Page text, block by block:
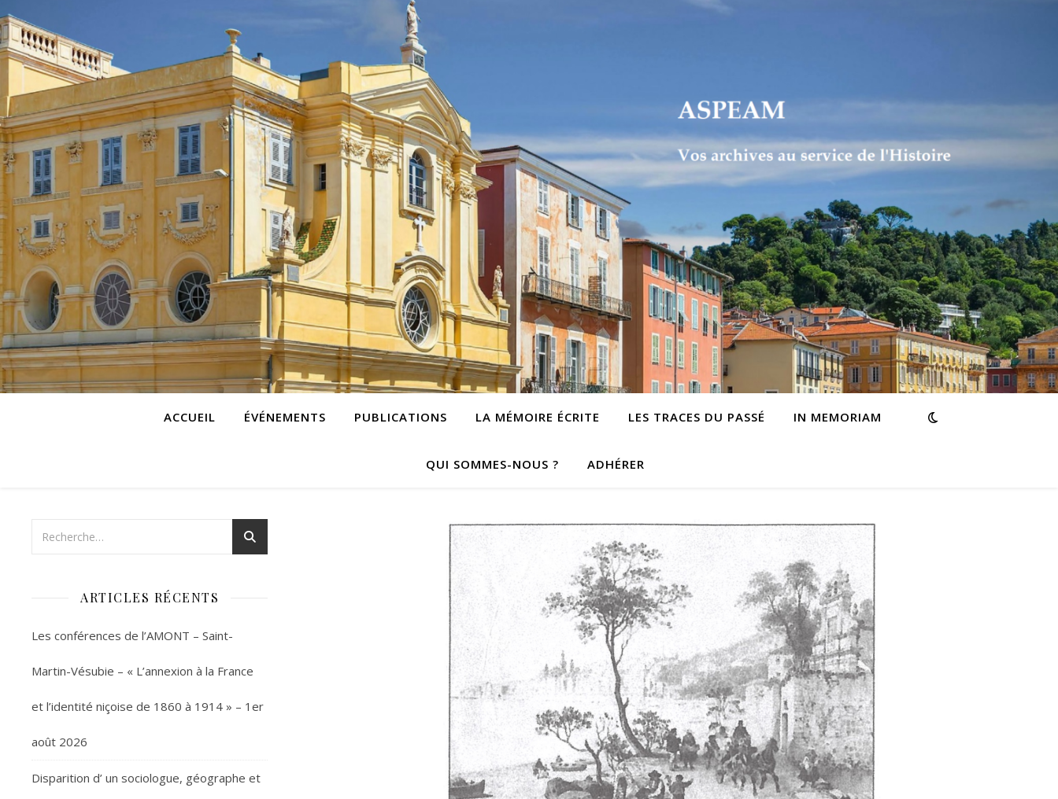
ACCUEIL ÉVÉNEMENTS PUBLICATIONS LA MÉMOIRE ÉCRITE LES TRACES DU PASSÉ IN MEMORIAM
QUI SOMMES-NOUS ? ADHÉRER
ARTICLES RÉCENTS
Les conférences de l’AMONT – Saint-
Martin-Vésubie – « L’annexion à la France
et l’identité niçoise de 1860 à 1914 » – 1er
août 2026
Disparition d’ un sociologue, géographe et